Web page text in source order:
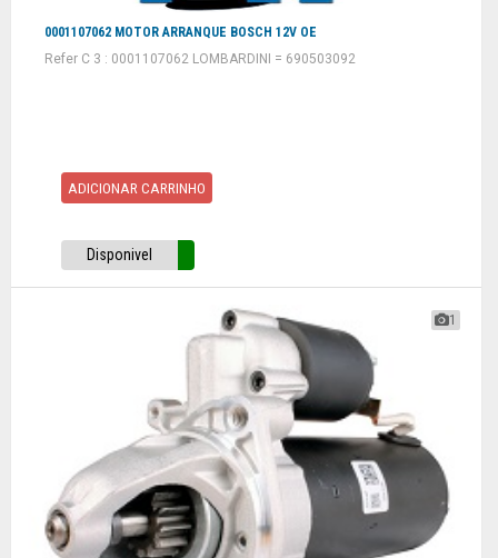
0001107062 MOTOR ARRANQUE BOSCH 12V OE
Refer C 3 : 0001107062 LOMBARDINI = 690503092
ADICIONAR CARRINHO
Disponivel
1